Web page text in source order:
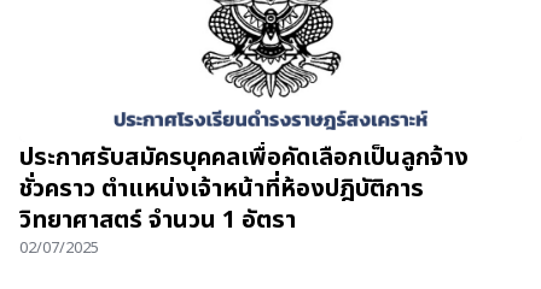
ประกาศรับสมัครบุคคลเพื่อคัดเลือกเป็นลูกจ้าง
ชั่วคราว ตำแหน่งเจ้าหน้าที่ห้องปฎิบัติการ
วิทยาศาสตร์ จำนวน 1 อัตรา
02/07/2025